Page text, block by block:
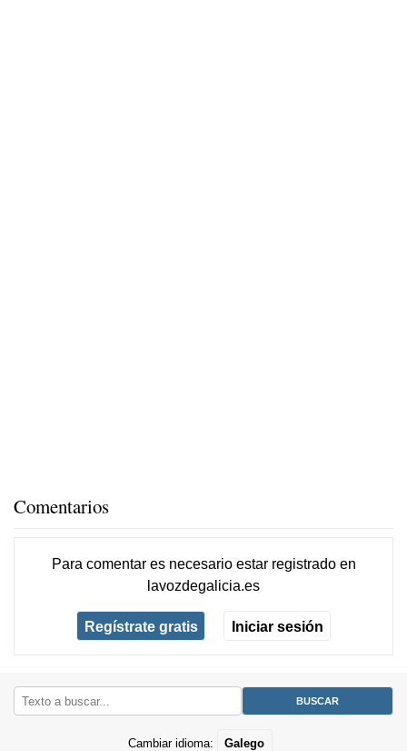
Comentarios
Para comentar es necesario estar registradoen
lavozdegalicia.es
Regístrate gratis Iniciar sesión
Cambiar idioma: Galego